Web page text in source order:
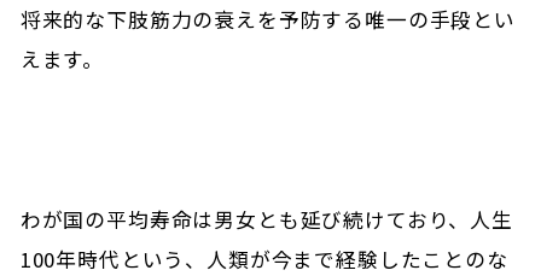
将来的な下肢筋力の衰えを予防する唯一の手段とい
えます。
わが国の平均寿命は男女とも延び続けており、人生
100年時代という、人類が今まで経験したことのな